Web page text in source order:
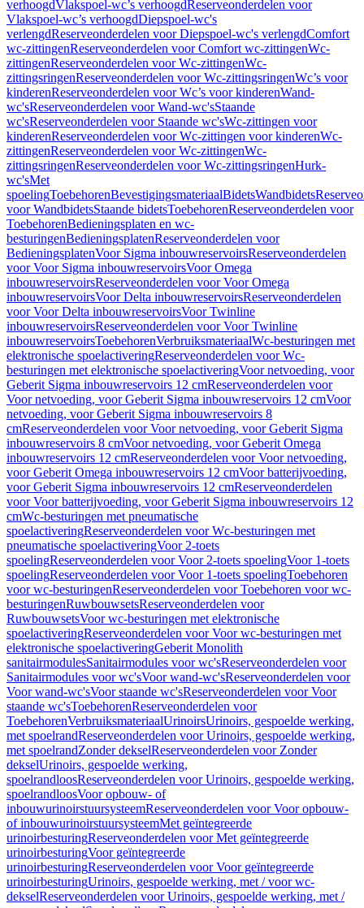
verhoogdVlakspoel-wc’s verhoogdReserveonderdelen voor
Vlakspoel-wc’s verhoogdDiepspoel-wc's
verlengdReserveonderdelen voor Diepspoel-wc's verlengdComfort
wc-zittingenReserveonderdelen voor Comfort wc-zittingenWc-
zittingenReserveonderdelen voor Wc-zittingenWc-
zittingsringenReserveonderdelen voor Wc-zittingsringenWc’s voor
kinderenReserveonderdelen voor Wc’s voor kinderenWand-
wc'sReserveonderdelen voor Wand-wc'sStaande
wc'sReserveonderdelen voor Staande wc'sWc-zittingen voor
kinderenReserveonderdelen voor Wc-zittingen voor kinderenWc-
zittingenReserveonderdelen voor Wc-zittingenWc-
zittingsringenReserveonderdelen voor Wc-zittingsringenHurk-
wc'sMet
spoelingToebehorenBevestigingsmateriaalBidetsWandbidets
voor WandbidetsStaande bidetsToebehorenReserveonderdelen voor
ToebehorenBedieningsplaten en wc-
besturingenBedieningsplatenReserveonderdelen voor
BedieningsplatenVoor Sigma inbouwreservoirsReserveonderdelen
voor Voor Sigma inbouwreservoirsVoor Omega
inbouwreservoirsReserveonderdelen voor Voor Omega
inbouwreservoirsVoor Delta inbouwreservoirsReserveonderdelen
voor Voor Delta inbouwreservoirsVoor Twinline
inbouwreservoirsReserveonderdelen voor Voor Twinline
inbouwreservoirsToebehorenVerbruiksmateriaalWc-besturingen met
elektronische spoelactiveringReserveonderdelen voor Wc-
besturingen met elektronische spoelactiveringVoor netvoeding, voor
Geberit Sigma inbouwreservoirs 12 cmReserveonderdelen voor
Voor netvoeding, voor Geberit Sigma inbouwreservoirs 12 cmVoor
netvoeding, voor Geberit Sigma inbouwreservoirs 8
cmReserveonderdelen voor Voor netvoeding, voor Geberit Sigma
inbouwreservoirs 8 cmVoor netvoeding, voor Geberit Omega
inbouwreservoirs 12 cmReserveonderdelen voor Voor netvoeding,
voor Geberit Omega inbouwreservoirs 12 cmVoor batterijvoeding,
voor Geberit Sigma inbouwreservoirs 12 cmReserveonderdelen
voor Voor batterijvoeding, voor Geberit Sigma inbouwreservoirs 12
cmWc-besturingen met pneumatische
spoelactiveringReserveonderdelen voor Wc-besturingen met
pneumatische spoelactiveringVoor 2-toets
spoelingReserveonderdelen voor Voor 2-toets spoelingVoor 1-toets
spoelingReserveonderdelen voor Voor 1-toets spoelingToebehoren
voor wc-besturingenReserveonderdelen voor Toebehoren voor wc-
besturingenRuwbouwsetsReserveonderdelen voor
RuwbouwsetsVoor wc-besturingen met elektronische
spoelactiveringReserveonderdelen voor Voor wc-besturingen met
elektronische spoelactiveringGeberit Monolith
sanitairmodulesSanitairmodules voor wc'sReserveonderdelen voor
Sanitairmodules voor wc'sVoor wand-wc'sReserveonderdelen voor
Voor wand-wc'sVoor staande wc'sReserveonderdelen voor Voor
staande wc'sToebehorenReserveonderdelen voor
ToebehorenVerbruiksmateriaalUrinoirsUrinoirs, gespoelde werking,
met spoelrandReserveonderdelen voor Urinoirs, gespoelde werking,
met spoelrandZonder dekselReserveonderdelen voor Zonder
dekselUrinoirs, gespoelde werking,
spoelrandloosReserveonderdelen voor Urinoirs, gespoelde werking,
spoelrandloosVoor opbouw- of
inbouwurinoirstuursysteemReserveonderdelen voor Voor opbouw-
of inbouwurinoirstuursysteemMet geïntegreerde
urinoirbesturingReserveonderdelen voor Met geïntegreerde
urinoirbesturingVoor geïntegreerde
urinoirbesturingReserveonderdelen voor Voor geïntegreerde
urinoirbesturingUrinoirs, gespoelde werking, met / voor wc-
dekselReserveonderdelen voor Urinoirs, gespoelde werking, met /